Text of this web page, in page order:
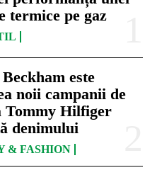
termice pe gaz
este
noii campanii de
Tommy Hilfiger
denimului
& FASHION